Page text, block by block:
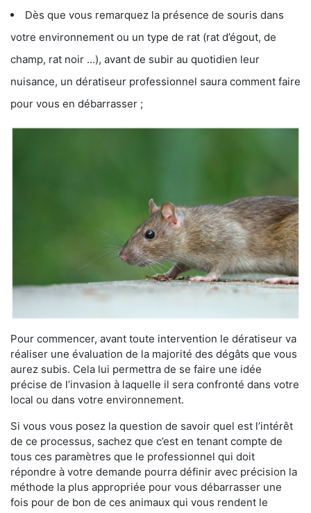
Dès que vous remarquez la présence de souris dans
votre environnement ou un type de rat (rat d’égout, de
champ, rat noir …), avant de subir au quotidien leur
nuisance, un dératiseur professionnel saura comment faire
pour vous en débarrasser ;
Pour commencer, avant toute intervention le dératiseur va
réaliser une évaluation de la majorité des dégâts que vous
aurez subis. Cela lui permettra de se faire une idée
précise de l’invasion à laquelle il sera confronté dans votre
local ou dans votre environnement.
Si vous vous posez la question de savoir quel est l’intérêt
de ce processus, sachez que c’est en tenant compte de
tous ces paramètres que le professionnel qui doit
répondre à votre demande pourra définir avec précision la
méthode la plus appropriée pour vous débarrasser une
fois pour de bon de ces animaux qui vous rendent le